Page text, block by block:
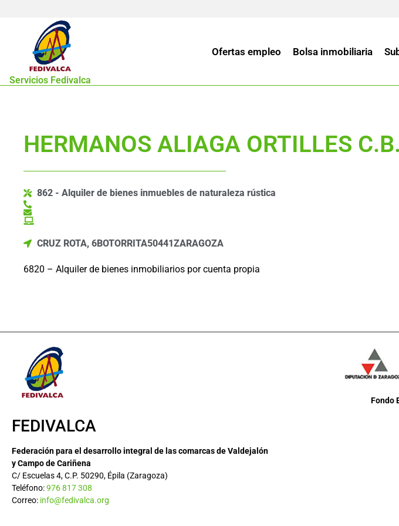
Servicios Fedivalca
Ofertas empleo Bolsa inmobiliaria
HERMANOS ALIAGA ORTILLES C.B.
862 - Alquiler de bienes inmuebles de naturaleza rústica
CRUZ ROTA, 6BOTORRITA50441ZARAGOZA
6820 – Alquiler de bienes inmobiliarios por cuenta propia
FEDIVALCA
Federación para el desarrollo integral de las comarcas de Valdejalón
y Campo de Cariñena
C/ Escuelas 4, C.P. 50290, Épila (Zaragoza)
Teléfono:976 817 308
Correo: info@fedivalca.org
Fondo